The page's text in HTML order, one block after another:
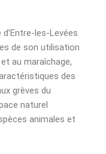
les-Levées
de son utilisation
au maraîchage,
des
grèves du
naturel
animales et